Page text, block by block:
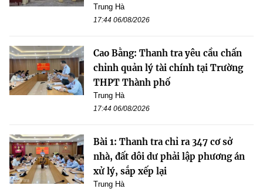
Trung Hà
17:44 06/08/2026
Cao Bằng: Thanh tra yêu cầu chấn
chỉnh quản lý tài chính tại Trường
THPT Thành phố
Trung Hà
17:44 06/08/2026
Bài 1: Thanh tra chỉ ra 347 cơ sở
nhà, đất dôi dư phải lập phương án
xử lý, sắp xếp lại
Trung Hà